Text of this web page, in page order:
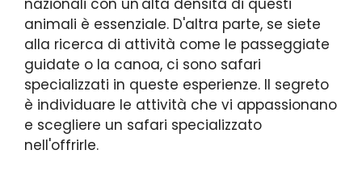
nazionali con un'alta densità di questi
animali è essenziale. D'altra parte, se siete
alla ricerca di attività come le passeggiate
guidate o la canoa, ci sono safari
specializzati in queste esperienze. Il segreto
è individuare le attività che vi appassionano
e scegliere un safari specializzato
nell'offrirle.